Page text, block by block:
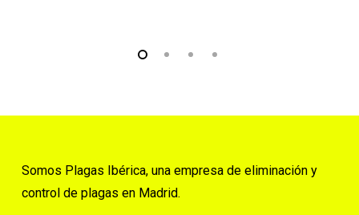
Somos Plagas Ibérica, una empresa de eliminación y
control de plagas en Madrid.